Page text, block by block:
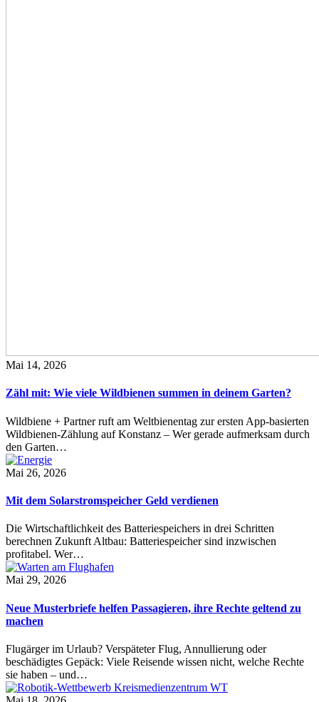
Mai 14, 2026
Zähl mit: Wie viele Wildbienen summen in deinem Garten?
Wildbiene + Partner ruft am Weltbienentag zur ersten App-basierten
Wildbienen-Zählung auf Konstanz – Wer gerade aufmerksam durch
den Garten…
Mai 26, 2026
Mit dem Solarstromspeicher Geld verdienen
Die Wirtschaftlichkeit des Batteriespeichers in drei Schritten
berechnen Zukunft Altbau: Batteriespeicher sind inzwischen
profitabel. Wer…
Mai 29, 2026
Neue Musterbriefe helfen Passagieren, ihre Rechte geltend zu
machen
Flugärger im Urlaub? Verspäteter Flug, Annullierung oder
beschädigtes Gepäck: Viele Reisende wissen nicht, welche Rechte
sie haben – und…